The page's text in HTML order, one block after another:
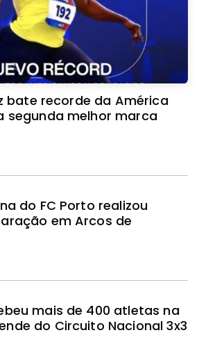
bate recorde da América
segunda melhor marca
do FC Porto realizou
em Arcos de
mais de 400 atletas na
do Circuito Nacional 3x3